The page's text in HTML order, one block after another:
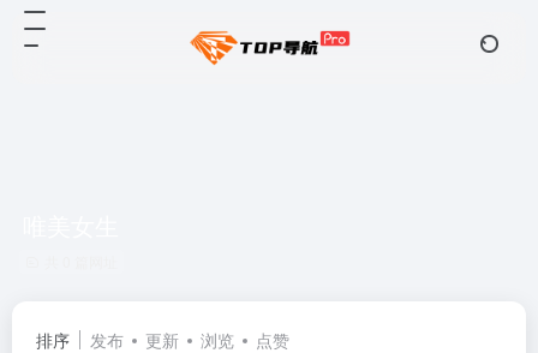
排序 发布 更新 浏览 点赞